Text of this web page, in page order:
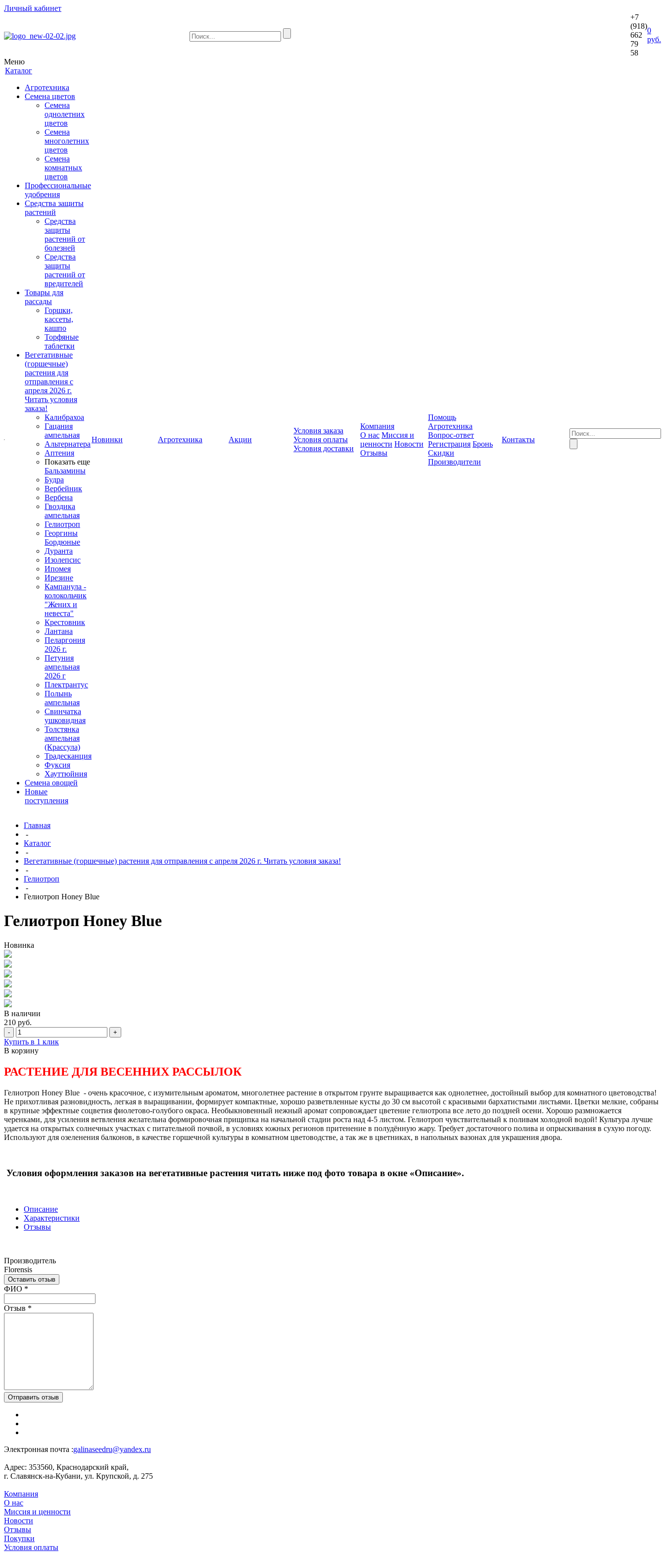
Личный кабинет
+7
(918)
662
79
58
0
руб.
Меню
Каталог
Агротехника
Семена цветов
Семена
однолетних
цветов
Семена
многолетних
цветов
Семена
комнатных
цветов
Профессиональные
удобрения
Средства защиты
растений
Средства
защиты
растений от
болезней
Средства
защиты
растений от
вредителей
Товары для
рассады
Горшки,
кассеты,
кашпо
Торфяные
таблетки
Вегетативные
(горшечные)
растения для
отправления с
апреля 2026 г.
Читать условия
заказа!
Калибрахоа
Гацания
ампельная
Альтернатера
Аптения
Показать еще
Бальзамины
Будра
Вербейник
Вербена
Гвоздика
ампельная
Гелиотроп
Георгины
Бордюные
Дуранта
Изолепсис
Ипомея
Ирезине
Кампанула -
колокольчик
"Жених и
невеста"
Крестовник
Лантана
Пеларгония
2026 г.
Петуния
ампельная
2026 г
Плектрантус
Полынь
ампельная
Свинчатка
ушковидная
Толстянка
ампельная
(Крассула)
Традесканция
Фуксия
Хауттюйния
Семена овощей
Новые
поступления
Новинки Агротехника Акции
Условия заказа
Условия оплаты
Условия доставки
Компания
О нас Миссия и
ценности Новости
Отзывы
Помощь
Агротехника
Вопрос-ответ
Регистрация Бронь
Скидки
Производители
Контакты
Главная
-
Каталог
-
Вегетативные (горшечные) растения для отправления с апреля 2026 г. Читать условия заказа!
-
Гелиотроп
-
Гелиотроп Honey Blue
Гелиотроп Honey Blue
Новинка
В наличии
210 руб.
- +
Купить в 1 клик
В корзину
РАСТЕНИЕ ДЛЯ ВЕСЕННИХ РАССЫЛОК
Гелиотроп Honey Blue - очень красочное, с изумительным ароматом, многолетнее растение в открытом грунте выращивается как однолетнее, достойный выбор для комнатного цветоводства!
Не прихотливая разновидность, легкая в выращивании, формирует компактные, хорошо разветвленные кусты до 30 см высотой с красивыми бархатистыми листьями. Цветки мелкие, собраны
в крупные эффектные соцветия фиолетово-голубого окраса. Необыкновенный нежный аромат сопровождает цветение гелиотропа все лето до поздней осени. Хорошо размножается
черенками, для усиления ветвления желательна формировочная прищипка на начальной стадии роста над 4-5 листом. Гелиотроп чувствительный к поливам холодной водой! Культура лучше
удается на открытых солнечных участках с питательной почвой, в условиях южных регионов притенение в полудённую жару. Требует достаточного полива и опрыскивания в сухую погоду.
Используют для озеленения балконов, в качестве горшечной культуры в комнатном цветоводстве, а так же в цветниках, в напольных вазонах для украшения двора.
Условия оформления заказов на вегетативные растения читать ниже под фото товара в окне «Описание».
Описание
Характеристики
Отзывы
Производитель
Florensis
Оставить отзыв
Ваш отзыв был отправлен!
ФИО *
Отзыв *
Отправить отзыв
Электронная почта :galinaseedru@yandex.ru
Адрес: 353560, Краснодарский край,
г. Славянск-на-Кубани, ул. Крупской, д. 275
Компания
О нас
Миссия и ценности
Новости
Отзывы
Покупки
Условия оплаты